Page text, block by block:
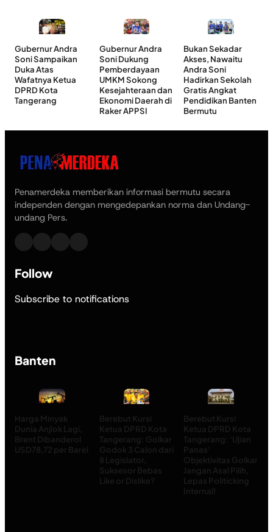
Gubernur Andra
Soni Sampaikan
Duka Atas
Wafatnya Ketua
DPRD Kota
Tangerang
Gubernur Andra
Soni Dukung
Pemberdayaan
UMKM Sokong
Kesejahteraan dan
Ekonomi Daerah di
Raker APPSI
Bukan Sekadar
Akses, Nawaitu
Andra Soni
Hadirkan Sekolah
Gratis Angkat
Pendidikan Banten
Bermutu
Penamerdeka memberikan informasi bermutu secara
independen dengan mengedepankan norma dan Undang-
undang Pers.
Follow
Subscribe to notifications
Banten
Harga Minyak
Dunia Anjlok Lagi,
Brent Dibanderol
USD78,72 per Barel
Berebut Kursi
Ketua DPRD Kota
Tangerang: Golkar
Godok 3 Calon dari
8 Legislator,
Suksesor Bebas
Like or Dislike?
Berebut Kursi
Ketua DPRD Kota
Tangerang: ‘Ujian
Panas’
Objektivitas Golkar
Jangan Asal Pilih,
Lepas Politicking
Internal!